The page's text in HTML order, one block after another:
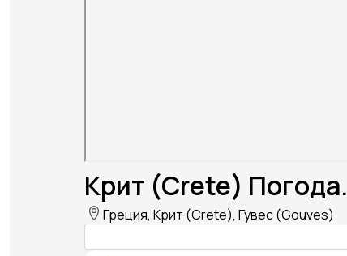
Крит (Crete) Погода.
Греция, Крит (Crete), Гувес (Gouves)